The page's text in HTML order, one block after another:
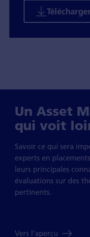
Un Asset
qui voit
Savoir ce qui sera
experts en
leurs principales
évaluations sur des
pertinents.
Vers l’aperçu